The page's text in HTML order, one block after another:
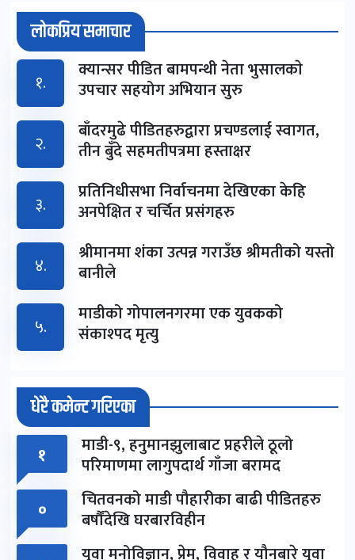
लोकप्रिय समाचार
१. क्यान्सर पीडित बामपन्थी नेता भुसालकाे
उपचार सहयोग अभियान सुरु
२.
बाँदरमुढे पीडितहरुद्वारा प्रचण्डलाई स्वागत,
तीन बुँदे सहमतीपत्रमा हस्ताक्षर
३.
प्रतिनिधीसभा निर्वाचनमा देखिएका केहि
अनपेक्षित र चर्चित प्रसंगहरु
४.
श्रीमानमा शंका उत्पन्न गराउँछ श्रीमतीको यस्तो
बानीले
५.
माडीको गोपालनगरमा एक युवकको
संकाश्पद मृत्यु
धेरै कमेन्ट गरिएका
१ माडी-९, हनुमानझुलाबाट प्रहरीले ठूलो
परिमाणमा लागुपदार्थ गाँजा बरामद
०
चितवनको माडी पौहारीका बाढी पीडितहरु
बर्षौंदेखि घरबारविहीन
युवा मनोविज्ञान, प्रेम, विवाह र यौनबारे युवा